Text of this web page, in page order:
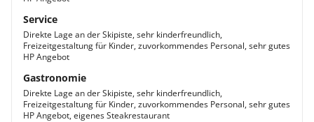
Service
Direkte Lage an der Skipiste, sehr kinderfreundlich,
Freizeitgestaltung für Kinder, zuvorkommendes Personal, sehr gutes
HP Angebot
Gastronomie
Direkte Lage an der Skipiste, sehr kinderfreundlich,
Freizeitgestaltung für Kinder, zuvorkommendes Personal, sehr gutes
HP Angebot, eigenes Steakrestaurant